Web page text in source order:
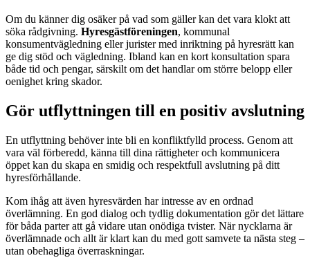
Om du känner dig osäker på vad som gäller kan det vara klokt att
söka rådgivning. Hyresgästföreningen, kommunal
konsumentvägledning eller jurister med inriktning på hyresrätt kan
ge dig stöd och vägledning. Ibland kan en kort konsultation spara
både tid och pengar, särskilt om det handlar om större belopp eller
oenighet kring skador.
Gör utflyttningen till en positiv avslutning
En utflyttning behöver inte bli en konfliktfylld process. Genom att
vara väl förberedd, känna till dina rättigheter och kommunicera
öppet kan du skapa en smidig och respektfull avslutning på ditt
hyresförhållande.
Kom ihåg att även hyresvärden har intresse av en ordnad
överlämning. En god dialog och tydlig dokumentation gör det lättare
för båda parter att gå vidare utan onödiga tvister. När nycklarna är
överlämnade och allt är klart kan du med gott samvete ta nästa steg –
utan obehagliga överraskningar.